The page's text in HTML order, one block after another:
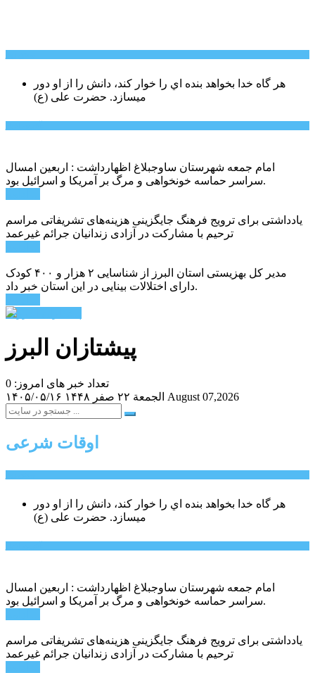
هر گاه خدا بخواهد بنده اي را خوار كند، دانش را از او دور
میسازد. حضرت علی (ع)
امام جمعه شهرستان ساوجبلاغ اظهارداشت : اربعین امسال
سراسر حماسه خونخواهی و مرگ بر آمریکا و اسرائیل بود.
یادداشتی برای ترویج فرهنگ جایگزینی هزینه‌های تشریفاتی مراسم
ترحیم با مشارکت در آزادی زندانیان جرائم غیرعمد
مدیر کل بهزیستی استان البرز از شناسایی ۲ هزار و ۴۰۰ کودک
دارای اختلالات بینایی در این استان خبر داد.
پیشتازان البرز
تعداد خبر های امروز: 0
۱۴۰۵/۰۵/۱۶
الجمعة ۲۲ صفر ۱۴۴۸ August 07,2026
اوقات شرعی
هر گاه خدا بخواهد بنده اي را خوار كند، دانش را از او دور
میسازد. حضرت علی (ع)
امام جمعه شهرستان ساوجبلاغ اظهارداشت : اربعین امسال
سراسر حماسه خونخواهی و مرگ بر آمریکا و اسرائیل بود.
یادداشتی برای ترویج فرهنگ جایگزینی هزینه‌های تشریفاتی مراسم
ترحیم با مشارکت در آزادی زندانیان جرائم غیرعمد